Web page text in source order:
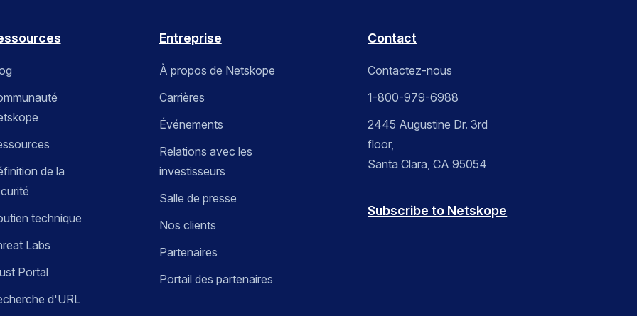
de la
technique
Labs
Portal
d'URL
Entreprise
À propos de Netskope
Carrières
Événements
Relations avec les
investisseurs
Salle de presse
Nos clients
Partenaires
Portail des partenaires
Contact
Contactez-nous
1-800-979-6988
2445 Augustine Dr. 3rd
floor,
Santa Clara, CA 95054
Subscribe to Netskope